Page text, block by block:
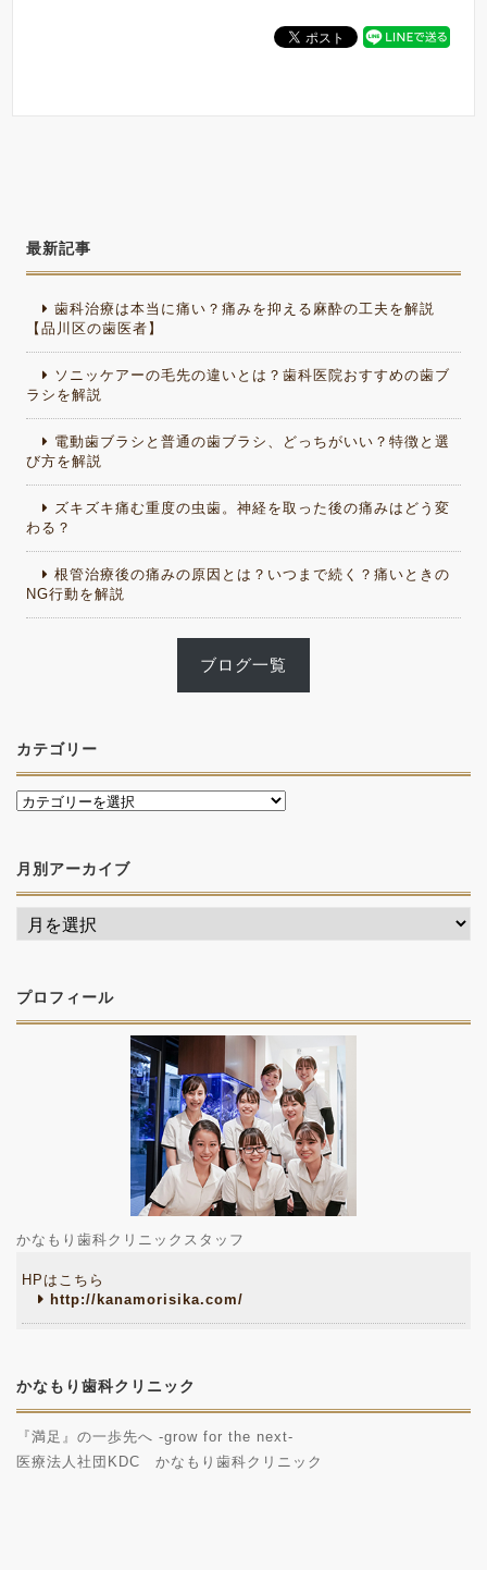
最新記事
歯科治療は本当に痛い？痛みを抑える麻酔の工夫を解説
【品川区の歯医者】
ソニッケアーの毛先の違いとは？歯科医院おすすめの歯ブ
ラシを解説
電動歯ブラシと普通の歯ブラシ、どっちがいい？特徴と選
び方を解説
ズキズキ痛む重度の虫歯。神経を取った後の痛みはどう変
わる？
根管治療後の痛みの原因とは？いつまで続く？痛いときの
NG行動を解説
ブログ一覧
カテゴリー
月別アーカイブ
プロフィール
かなもり歯科クリニックスタッフ
HPはこちら
http://kanamorisika.com/
かなもり歯科クリニック
『満足』の一歩先へ -grow for the next-
医療法人社団KDC かなもり歯科クリニック